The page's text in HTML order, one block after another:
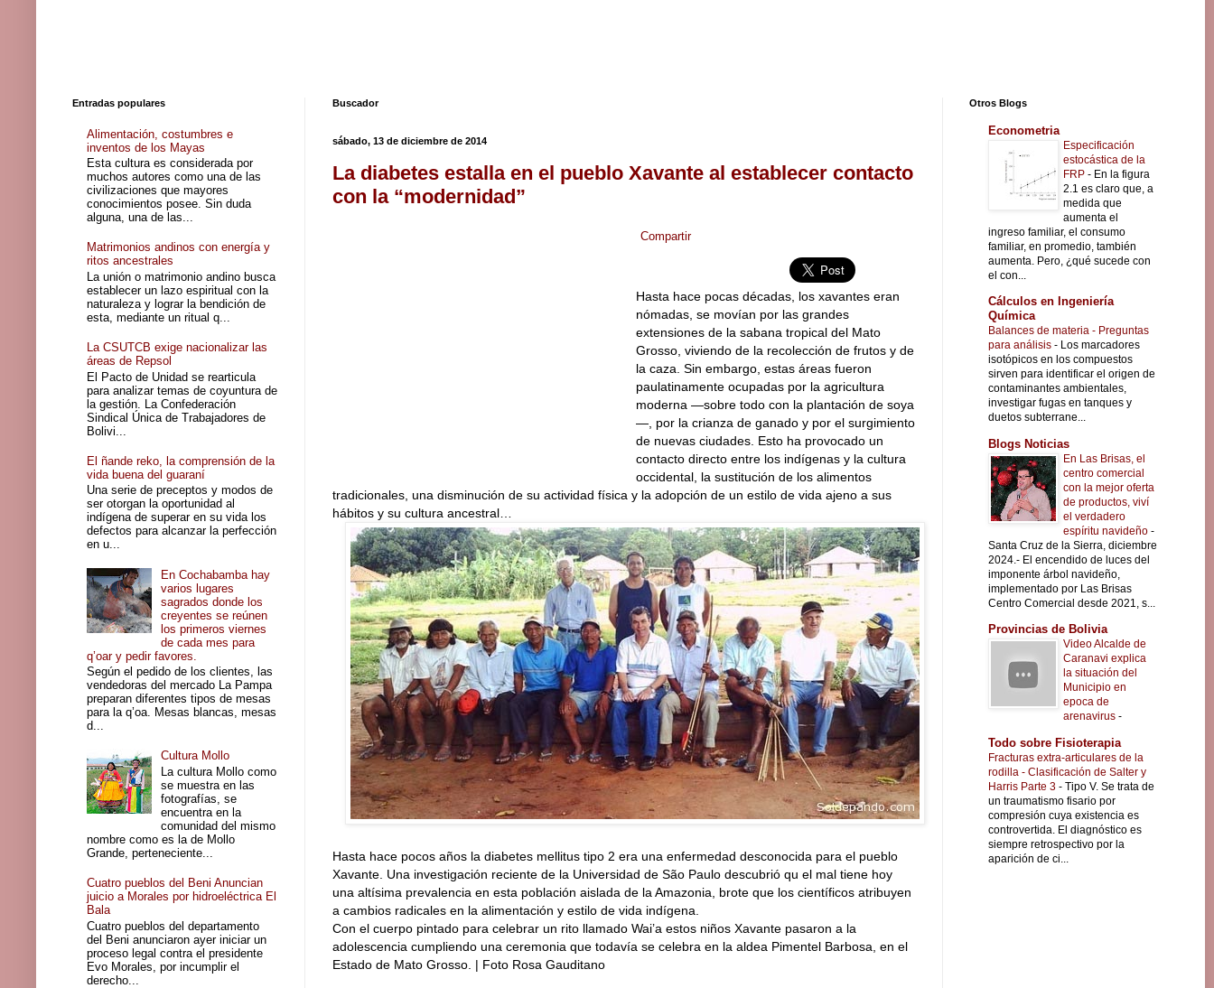
Buscador
sábado, 13 de diciembre de 2014
La diabetes estalla en el pueblo Xavante al establecer contacto
con la “modernidad”
Compartir
Hasta hace pocas décadas, los xavantes eran
nómadas, se movían por las grandes
extensiones de la sabana tropical del Mato
Grosso, viviendo de la recolección de frutos y de
la caza. Sin embargo, estas áreas fueron
paulatinamente ocupadas por la agricultura
moderna —sobre todo con la plantación de soya
—, por la crianza de ganado y por el surgimiento
de nuevas ciudades. Esto ha provocado un
contacto directo entre los indígenas y la cultura
occidental, la sustitución de los alimentos
tradicionales, una disminución de su actividad física y la adopción de un estilo de vida ajeno a sus
hábitos y su cultura ancestral…
Hasta hace pocos años la diabetes mellitus tipo 2 era una enfermedad desconocida para el pueblo
Xavante. Una investigación reciente de la Universidad de São Paulo descubrió qu el mal tiene hoy
una altísima prevalencia en esta población aislada de la Amazonia, brote que los científicos atribuyen
a cambios radicales en la alimentación y estilo de vida indígena.
Con el cuerpo pintado para celebrar un rito llamado Wai’a estos niños Xavante pasaron a la
adolescencia cumpliendo una ceremonia que todavía se celebra en la aldea Pimentel Barbosa, en el
Estado de Mato Grosso. | Foto Rosa Gauditano
Entradas populares
Alimentación, costumbres e
inventos de los Mayas
Esta cultura es considerada por
muchos autores como una de las
civilizaciones que mayores
conocimientos posee. Sin duda
alguna, una de las...
Matrimonios andinos con energía y
ritos ancestrales
La unión o matrimonio andino busca
establecer un lazo espiritual con la
naturaleza y lograr la bendición de
esta, mediante un ritual q...
La CSUTCB exige nacionalizar las
áreas de Repsol
El Pacto de Unidad se rearticula
para analizar temas de coyuntura de
la gestión. La Confederación
Sindical Única de Trabajadores de
Bolivi...
El ñande reko, la comprensión de la
vida buena del guaraní
Una serie de preceptos y modos de
ser otorgan la oportunidad al
indígena de superar en su vida los
defectos para alcanzar la perfección
en u...
En Cochabamba hay
varios lugares
sagrados donde los
creyentes se reúnen
los primeros viernes
de cada mes para
q’oar y pedir favores.
Según el pedido de los clientes, las
vendedoras del mercado La Pampa
preparan diferentes tipos de mesas
para la q’oa. Mesas blancas, mesas
d...
Cultura Mollo
La cultura Mollo como
se muestra en las
fotografías, se
encuentra en la
comunidad del mismo
nombre como es la de Mollo
Grande, perteneciente...
Cuatro pueblos del Beni Anuncian
juicio a Morales por hidroeléctrica El
Bala
Cuatro pueblos del departamento
del Beni anunciaron ayer iniciar un
proceso legal contra el presidente
Evo Morales, por incumplir el
derecho...
Otros Blogs
Econometria
Especificación
estocástica de la
FRP - En la figura
2.1 es claro que, a
medida que
aumenta el
ingreso familiar, el consumo
familiar, en promedio, también
aumenta. Pero, ¿qué sucede con
el con...
Cálculos en Ingeniería
Química
Balances de materia - Preguntas
para análisis - Los marcadores
isotópicos en los compuestos
sirven para identificar el origen de
contaminantes ambientales,
investigar fugas en tanques y
duetos subterrane...
Blogs Noticias
En Las Brisas, el
centro comercial
con la mejor oferta
de productos, viví
el verdadero
espíritu navideño -
Santa Cruz de la Sierra, diciembre
2024.- El encendido de luces del
imponente árbol navideño,
implementado por Las Brisas
Centro Comercial desde 2021, s...
Provincias de Bolivia
Video Alcalde de
Caranavi explica
la situación del
Municipio en
epoca de
arenavirus -
Todo sobre Fisioterapia
Fracturas extra-articulares de la
rodilla - Clasificación de Salter y
Harris Parte 3 - Tipo V. Se trata de
un traumatismo fisario por
compresión cuya existencia es
controvertida. El diagnóstico es
siempre retrospectivo por la
aparición de ci...